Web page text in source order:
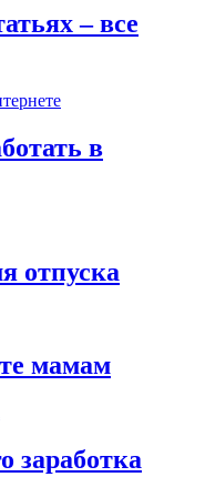
– все
в
отпуска
мамам
заработка